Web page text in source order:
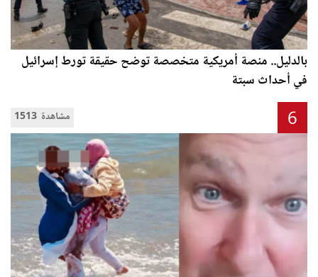
بالدليل.. منصة أمريكية متخصصة توضح حقيقة تورط إسرائيل
في أحداث سبتة
1513 مشاهدة 6